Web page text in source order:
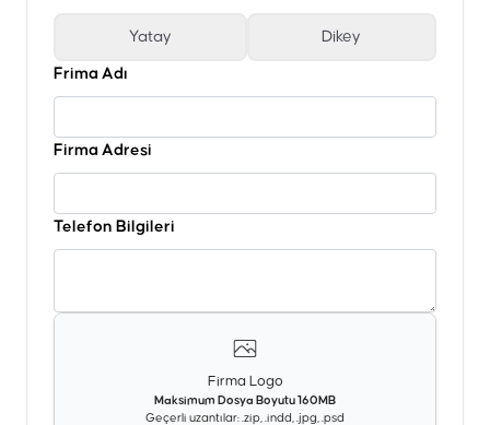
Yatay Dikey
Frima Adı
Firma Adresi
Telefon Bilgileri
Firma Logo
Maksimum Dosya Boyutu 160MB
Geçerli uzantılar: .zip, .indd, .jpg, .psd